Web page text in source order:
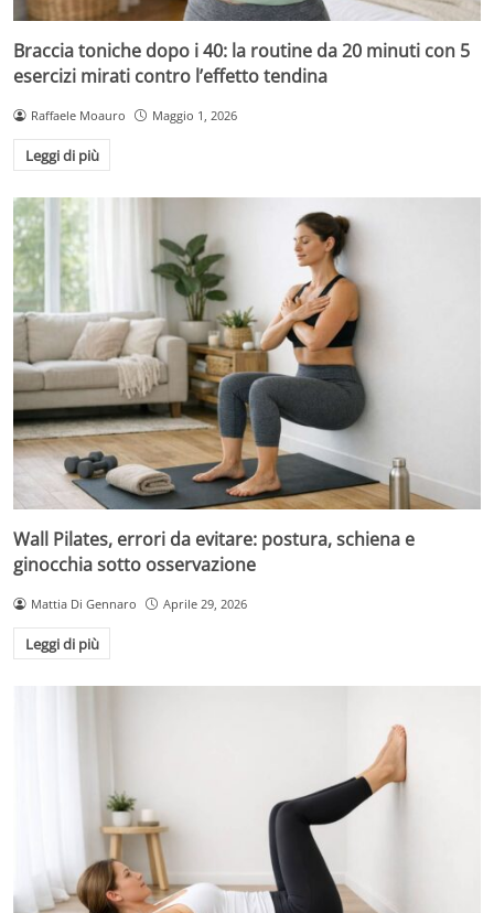
Braccia toniche dopo i 40: la routine da 20 minuti con 5
esercizi mirati contro l’effetto tendina
Raffaele Moauro Maggio 1, 2026
Leggi di più
Wall Pilates, errori da evitare: postura, schiena e
ginocchia sotto osservazione
Mattia Di Gennaro Aprile 29, 2026
Leggi di più